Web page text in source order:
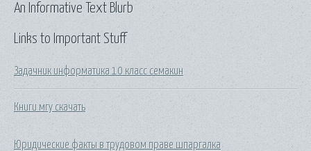
Links to Important Stuff
Задачник информатика 10 класс семакин
Книги мгу скачать
Юридические факты в трудовом праве шпаргалка
An Informative Text Blurb